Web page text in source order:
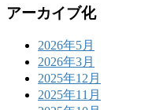
アーカイブ化
2026年5月
2026年3月
2025年12月
2025年11月